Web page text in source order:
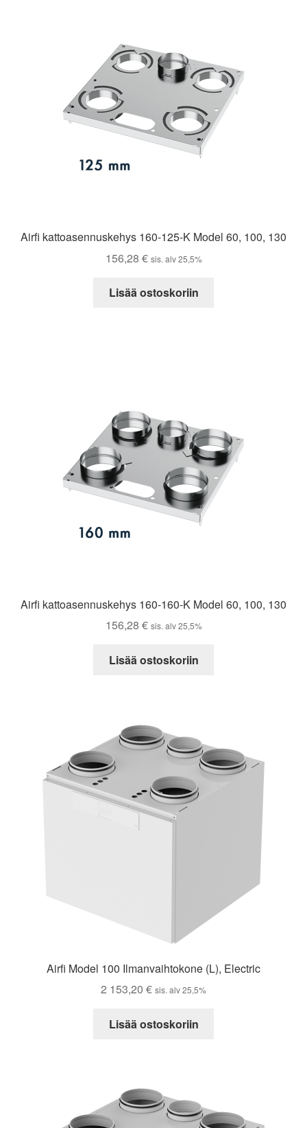
Airfi kattoasennuskehys 160-125-K Model 60, 100, 130
156,28 € sis. alv 25,5%
Lisää ostoskoriin
Airfi kattoasennuskehys 160-160-K Model 60, 100, 130
156,28 € sis. alv 25,5%
Lisää ostoskoriin
Airfi Model 100 Ilmanvaihtokone (L), Electric
2 153,20 € sis. alv 25,5%
Lisää ostoskoriin